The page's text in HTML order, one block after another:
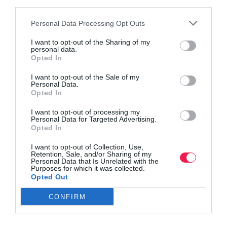
Personal Data Processing Opt Outs
I want to opt-out of the Sharing of my
personal data.
Opted In
I want to opt-out of the Sale of my
Personal Data.
Opted In
I want to opt-out of processing my
Personal Data for Targeted Advertising.
Opted In
I want to opt-out of Collection, Use,
Retention, Sale, and/or Sharing of my
Personal Data that Is Unrelated with the
Purposes for which it was collected.
Opted Out
CONFIRM